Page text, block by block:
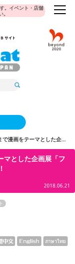
。イベント・店舗
漫画をテーマとした企...
マとした企画展「フ
2018.06.21